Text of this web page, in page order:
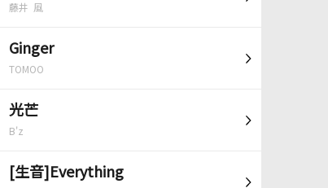
藤井 風
Ginger
TOMOO
光芒
B'z
[生音]Everything